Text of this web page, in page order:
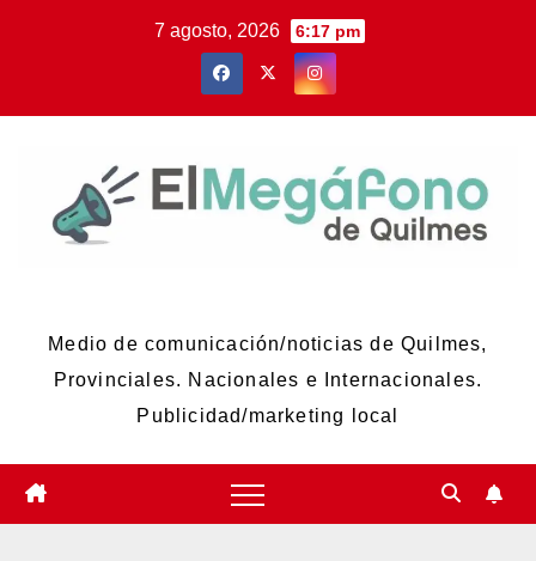
7 agosto, 2026 6:17 pm
Medio de comunicación/noticias de Quilmes,
Provinciales. Nacionales e Internacionales.
Publicidad/marketing local